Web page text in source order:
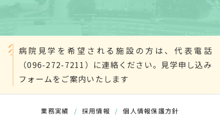
病院見学を希望される施設の方は、代表電話
（096-272-7211）に連絡ください。見学申し込み
フォームをご案内いたします
業務実績 / 採用情報 / 個人情報保護方針